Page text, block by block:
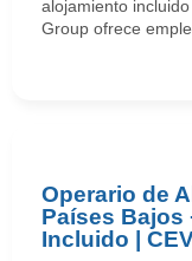
alojamiento
Group ofrece
Operario de
Países Bajos
Incluido |